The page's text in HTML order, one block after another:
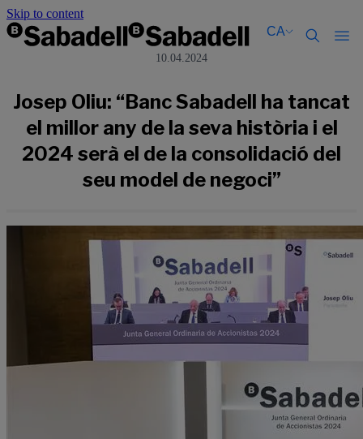
Skip to content
CA
English
Español
English
Español
10.04.2024
Josep Oliu: “Banc Sabadell ha tancat
el millor any de la seva història i el
2024 serà el de la consolidació del
seu model de negoci”